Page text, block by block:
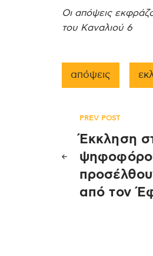
Οι απόψεις
του Καναλιού 6
απόψεις
PREV POST
Έκκληση
από τον